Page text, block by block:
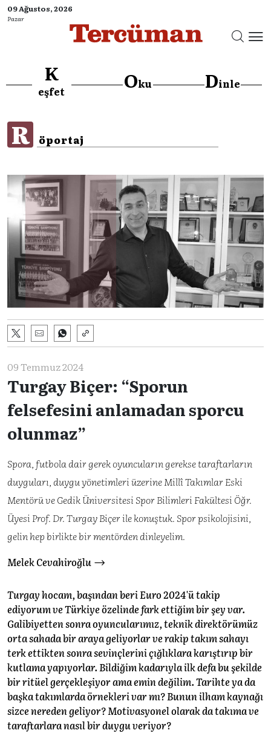
09 Ağustos, 2026
Pazar
K
eşfet Oku Dinle
R öportaj
09 Temmuz 2024
Turgay Biçer: “Sporun
felsefesini anlamadan sporcu
olunmaz”
Spora, futbola dair gerek oyuncuların gerekse taraftarların
duyguları, duygu yönetimleri üzerine Millî Takımlar Eski
Mentörü ve Gedik Üniversitesi Spor Bilimleri Fakültesi Öğr.
Üyesi Prof. Dr. Turgay Biçer ile konuştuk. Spor psikolojisini,
gelin hep birlikte bir mentörden dinleyelim.
Melek Cevahiroğlu
Turgay hocam, başından beri Euro 2024'ü takip
ediyorum ve Türkiye özelinde fark ettiğim bir şey var.
Galibiyetten sonra oyuncularımız, teknik direktörümüz
orta sahada bir araya geliyorlar ve rakip takım sahayı
terk ettikten sonra sevinçlerini çığlıklara karıştırıp bir
kutlama yapıyorlar. Bildiğim kadarıyla ilk defa bu şekilde
bir ritüel gerçekleşiyor ama emin değilim. Tarihte ya da
başka takımlarda örnekleri var mı? Bunun ilham kaynağı
sizce nereden geliyor? Motivasyonel olarak da takıma ve
taraftarlara nasıl bir duygu veriyor?